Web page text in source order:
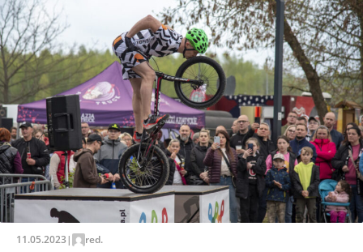
11.05.2023| red.